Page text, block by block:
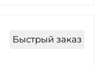
Быстрый заказ